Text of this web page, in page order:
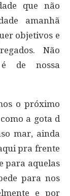
que não
amanhã
objetivos e
Não
de nossa
o próximo
a gota d
mar, ainda
pra frente
para aquelas
para nos
e por